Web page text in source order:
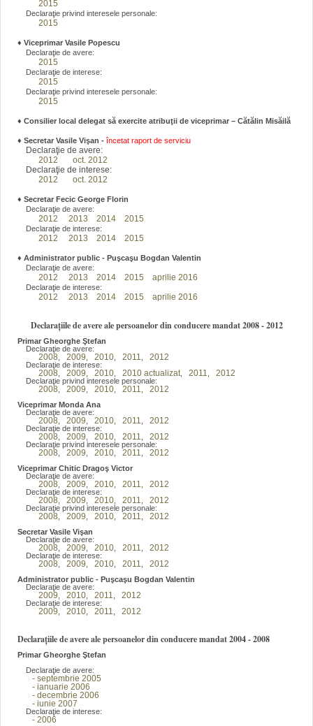
2015
Declaraţie privind interesele personale:
2015
♦ Viceprimar Vasile Popescu
Declaraţie de avere:
2015
Declaraţie de interese:
2015
Declaraţie privind interesele personale:
2015
♦ Consilier local delegat să exercite atribuţii de viceprimar – Cătălin Misăilă
♦ Secretar Vasile Vişan - încetat raport de serviciu
Declaraţie de avere:
2012
oct. 2012
Declaraţie de interese:
2012
oct. 2012
♦ Secretar Fecic George Florin
Declaraţie de avere:
2012 2013 2014 2015
Declaraţie de interese:
2012 2013 2014 2015
♦ Administrator public - Puşcaşu Bogdan Valentin
Declaraţie de avere:
2012 2013 2014 2015 aprilie 2016
Declaraţie de interese:
2012 2013 2014 2015 aprilie 2016
Declarațiile de avere ale persoanelor din conducere mandat 2008 - 2012
Primar Gheorghe Ştefan
Declaraţie de avere:
2008 2009 2010 2011 2012
Declaraţie de interese:
2008 2009 2010 2010 actualizat 2011 2012
Declaraţie privind interesele personale:
2008 2009 2010 2011 2012
Viceprimar Monda Ana
Declaraţie de avere:
2008 2009 2010 2011 2012
Declaraţie de interese:
2008 2009 2010 2011 2012
Declaraţie privind interesele personale:
2008 2009 2010 2011 2012
Viceprimar Chitic Dragoş Victor
Declaraţie de avere:
2008 2009 2010 2011 2012
Declaraţie de interese:
2008 2009 2010 2011 2012
Declaraţie privind interesele personale:
2008 2009 2010 2011 2012
Secretar Vasile Vişan
Declaraţie de avere:
2008 2009 2010 2011 2012
Declaraţie de interese:
2008 2009 2010 2011 2012
Administrator public - Puşcaşu Bogdan Valentin
Declaraţie de avere:
2009 2010 2011 2012
Declaraţie de interese:
2009 2010 2011 2012
Declarațiile de avere ale persoanelor din conducere mandat 2004 - 2008
Primar Gheorghe Ştefan
Declaraţie de avere:
- septembrie 2005
- ianuarie 2006
- decembrie 2006
- iunie 2007
Declaraţie de interese:
- 2006